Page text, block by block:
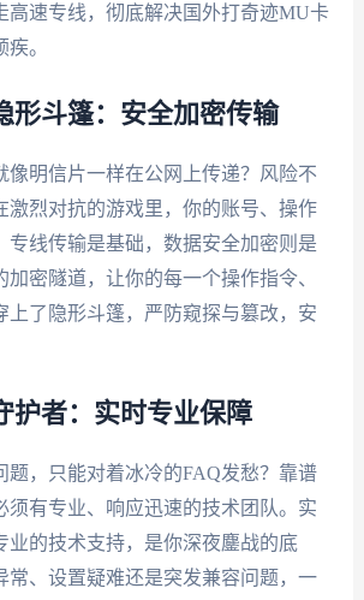
高速专线，彻底解决国外打奇迹MU卡
。
形斗篷：安全加密传输
像明信片一样在公网上传递？风险不
激烈对抗的游戏里，你的账号、操作
专线传输是基础，数据安全加密则是
密隧道，让你的每一个操作指令、
上了隐形斗篷，严防窥探与篡改，安
护者：实时专业保障
题，只能对着冰冷的FAQ发愁？靠谱
须有专业、响应迅速的技术团队。实
业的技术支持，是你深夜鏖战的底
常、设置疑难还是突发兼容问题，一